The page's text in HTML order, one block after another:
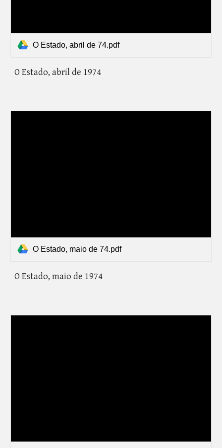
O Estado, abril de 74.pdf
O Estado, abril de 1974
O Estado, maio de 74.pdf
O Estado,maio de 1974